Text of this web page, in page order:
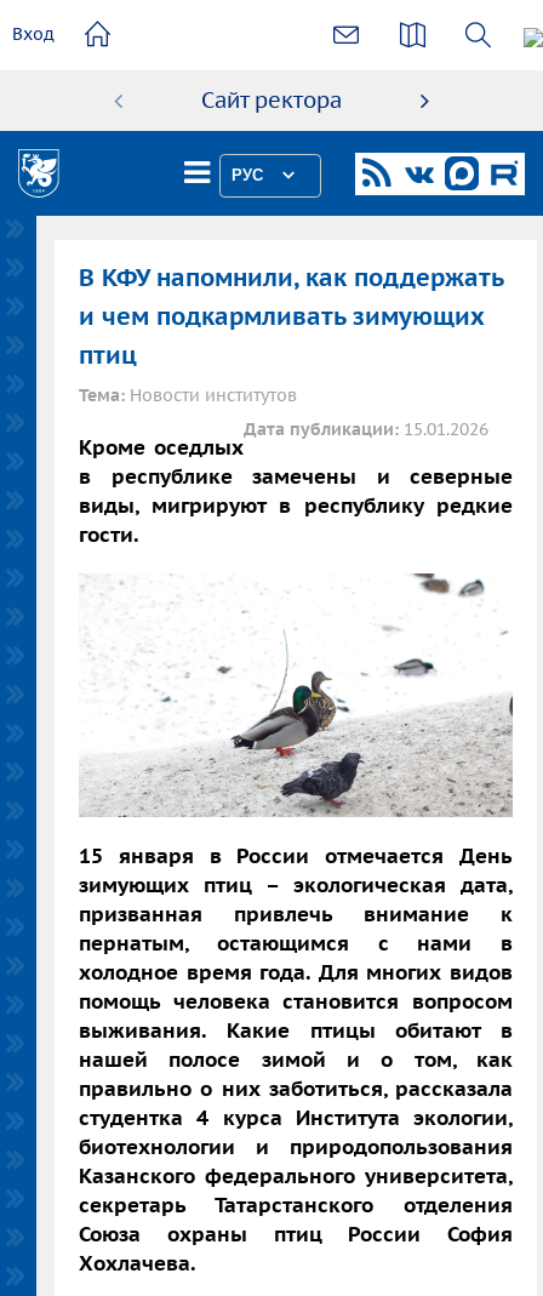
содержанию
Вход
Сайт ректора
РУС
В КФУ напомнили, как поддержать
и чем подкармливать зимующих
птиц
Тема: Новости институтов
Дата публикации: 15.01.2026
Кроме оседлых
в республике замечены и северные
виды, мигрируют в республику редкие
гости.
15 января в России отмечается День
зимующих птиц – экологическая дата,
призванная привлечь внимание к
пернатым, остающимся с нами в
холодное время года. Для многих видов
помощь человека становится вопросом
выживания. Какие птицы обитают в
нашей полосе зимой и о том, как
правильно о них заботиться, рассказала
студентка 4 курса Института экологии,
биотехнологии и природопользования
Казанского федерального университета,
секретарь Татарстанского отделения
Союза охраны птиц России София
Хохлачева.